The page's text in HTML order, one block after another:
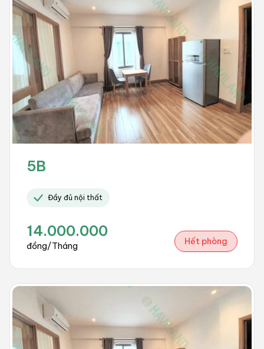
5B
Đầy đủ nội thất
14.000.000
đồng/Tháng Hết phòng